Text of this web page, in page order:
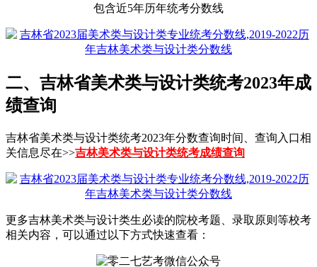
包含近5年历年统考分数线
二、吉林省美术类与设计类统考2023年成
绩查询
吉林省美术类与设计类统考2023年分数查询时间、查询入口相
关信息尽在>>吉林美术类与设计类统考成绩查询
更多吉林美术类与设计类生必读的院校考题、录取原则等校考
相关内容，可以通过以下方式快速查看：